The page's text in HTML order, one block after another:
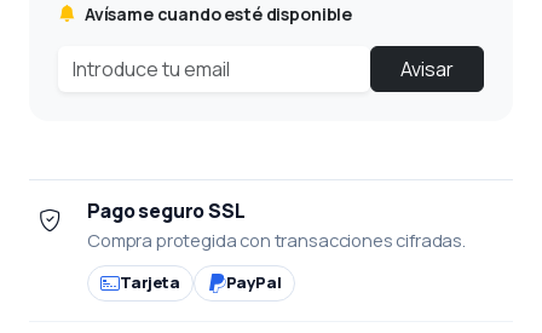
Avísame cuando esté disponible
Avisar
Pago seguro SSL
Compra protegida con transacciones cifradas.
Tarjeta PayPal